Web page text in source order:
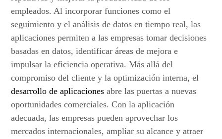
empleados. Al incorporar funciones como el
seguimiento y el análisis de datos en tiempo real, las
aplicaciones permiten a las empresas tomar decisiones
basadas en datos, identificar áreas de mejora e
impulsar la eficiencia operativa. Más allá del
compromiso del cliente y la optimización interna, el
desarrollo de aplicaciones abre las puertas a nuevas
oportunidades comerciales. Con la aplicación
adecuada, las empresas pueden aprovechar los
mercados internacionales, ampliar su alcance y atraer